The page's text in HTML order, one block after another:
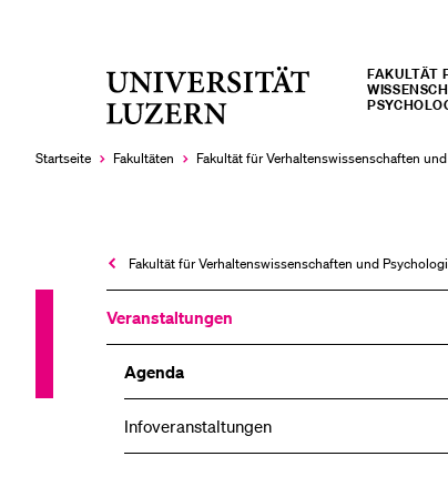
Universität
Luzern
FAKULTÄT
Startseite Fakultäten Fakultät für Verhaltens­wissen­schaften
Fakultät für Verhaltens­wissen­schaften und
Veranstaltungen
Agenda
Infoveranstaltungen
LETZTE SUCHEN